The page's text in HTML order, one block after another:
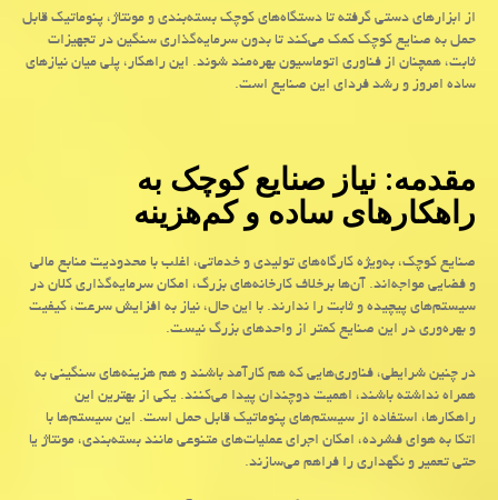
از ابزارهای دستی گرفته تا دستگاه‌های کوچک بسته‌بندی و مونتاژ، پنوماتیک قابل
حمل به صنایع کوچک کمک می‌کند تا بدون سرمایه‌گذاری سنگین در تجهیزات
ثابت، همچنان از فناوری اتوماسیون بهره‌مند شوند. این راهکار، پلی میان نیازهای
ساده امروز و رشد فردای این صنایع است.
مقدمه: نیاز صنایع کوچک به
راهکارهای ساده و کم‌هزینه
صنایع کوچک، به‌ویژه کارگاه‌های تولیدی و خدماتی، اغلب با محدودیت منابع مالی
و فضایی مواجه‌اند. آن‌ها برخلاف کارخانه‌های بزرگ، امکان سرمایه‌گذاری کلان در
سیستم‌های پیچیده و ثابت را ندارند. با این حال، نیاز به افزایش سرعت، کیفیت
و بهره‌وری در این صنایع کمتر از واحدهای بزرگ نیست.
در چنین شرایطی، فناوری‌هایی که هم کارآمد باشند و هم هزینه‌های سنگینی به
همراه نداشته باشند، اهمیت دوچندان پیدا می‌کنند. یکی از بهترین این
راهکارها، استفاده از سیستم‌های پنوماتیک قابل حمل است. این سیستم‌ها با
اتکا به هوای فشرده، امکان اجرای عملیات‌های متنوعی مانند بسته‌بندی، مونتاژ یا
حتی تعمیر و نگهداری را فراهم می‌سازند.